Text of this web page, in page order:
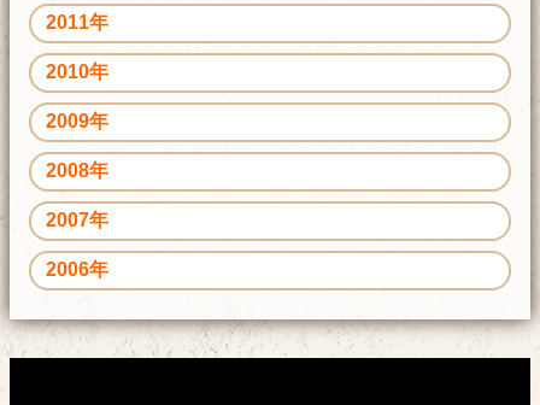
2011年
2010年
2009年
2008年
2007年
2006年